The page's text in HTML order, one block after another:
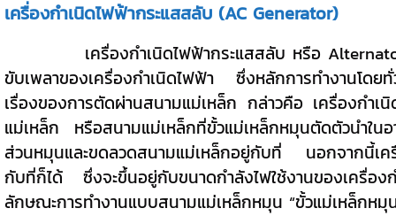
เครื่องกำเนิดไฟฟ้ากระแสสลับ (AC Generator)
เครื่องกำเนิดไฟฟ้ากระแสสลับ หรือ Alternator
ขับเพลาของเครื่องกำเนิดไฟฟ้า ซึ่งหลักการทำงานโดย
เรื่องของการตัดผ่านสนามแม่เหล็ก กล่าวคือ เครื่องกำเ
แม่เหล็ก หรือสนามแม่เหล็กที่ขั้วแม่เหล็กหมุนตัดตัวนำใน
ส่วนหมุนและขดลวดสนามแม่เหล็กอยู่กับที่ นอกจากนี้เครื่
กับที่ก็ได้ ซึ่งจะขึ้นอยู่กับขนาดกำลังไฟใช้งานของเครื่อ
ลักษณะการทำงานแบบสนามแม่เหล็กหมุน “ขั้วแม่เหล็กห